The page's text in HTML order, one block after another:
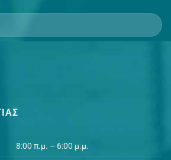
8:00 π.μ. – 6:00 μ.μ.